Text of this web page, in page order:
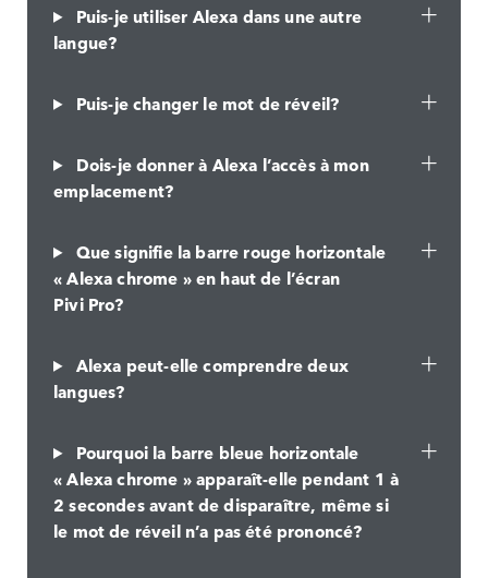
Puis-je utiliser Alexa dans une autre
langue?
Puis-je changer le mot de réveil?
Dois-je donner à Alexa l’accès à mon
emplacement?
Que signifie la barre rouge horizontale
« Alexa chrome » en haut de l’écran
Pivi Pro?
Alexa peut-elle comprendre deux
langues?
Pourquoi la barre bleue horizontale
« Alexa chrome » apparaît-elle pendant 1 à
2 secondes avant de disparaître, même si
le mot de réveil n’a pas été prononcé?